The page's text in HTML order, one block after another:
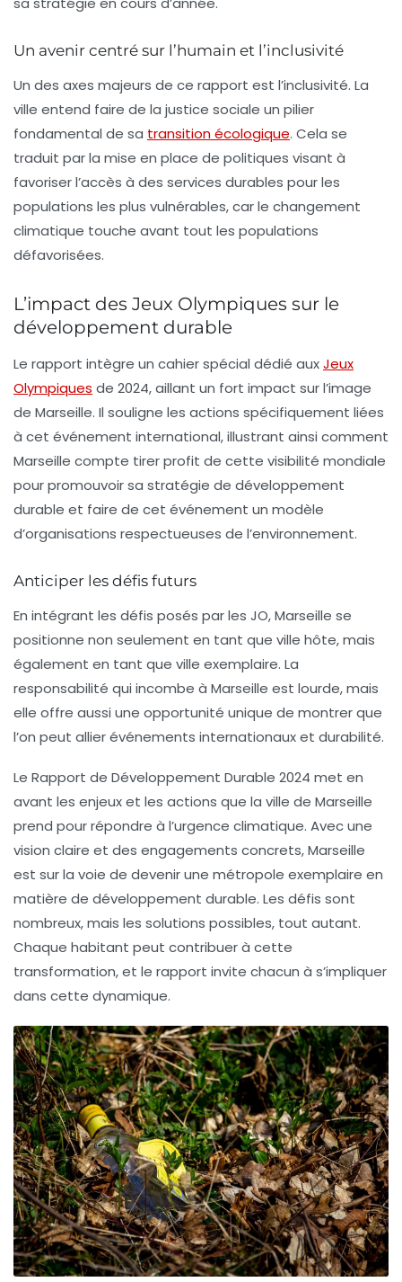
Un avenir centré sur l’humain et l’inclusivité
Un des axes majeurs de ce rapport est l’inclusivité. La
ville entend faire de la justice sociale un pilier
fondamental de sa transition écologique. Cela se
traduit par la mise en place de politiques visant à
favoriser l’accès à des services durables pour les
populations les plus vulnérables, car le changement
climatique touche avant tout les populations
défavorisées.
L’impact des Jeux Olympiques sur le
développement durable
Le rapport intègre un cahier spécial dédié auxJeux
Olympiques de 2024, aillant un fort impact sur l’image
de Marseille. Il souligne les actions spécifiquement liées
à cet événement international, illustrant ainsi comment
Marseille compte tirer profit de cette visibilité mondiale
pour promouvoir sa stratégie de développement
durable et faire de cet événement un modèle
d’organisations respectueuses de l’environnement.
Anticiper les défis futurs
En intégrant les défis posés par les JO, Marseille se
positionne non seulement en tant que ville hôte, mais
également en tant que ville exemplaire. La
responsabilité qui incombe à Marseille est lourde, mais
elle offre aussi une opportunité unique de montrer que
l’on peut allierévénements internationauxet durabilité.
Le Rapport de Développement Durable 2024 met en
avant les enjeux et les actions que la ville de Marseille
prend pour répondre à l’urgence climatique. Avec une
vision claire et des engagements concrets, Marseille
est sur la voie de devenir une métropole exemplaire en
matière de développement durable. Les défis sont
nombreux, mais les solutions possibles, tout autant.
Chaque habitant peut contribuer à cette
transformation, et le rapport invite chacun à s’impliquer
dans cette dynamique.